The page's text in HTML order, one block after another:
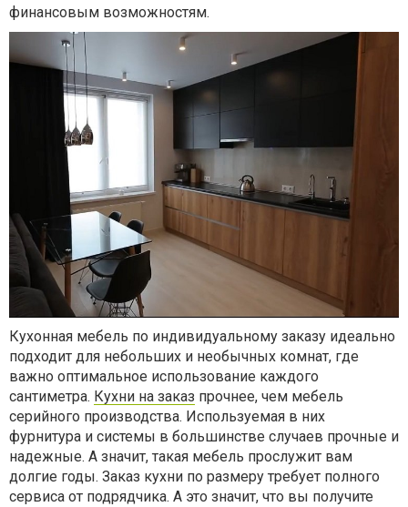
финансовым возможностям.
Кухонная мебель по индивидуальному заказу идеально
подходит для небольших и необычных комнат, где
важно оптимальное использование каждого
сантиметра. Кухни на заказ прочнее, чем мебель
серийного производства. Используемая в них
фурнитура и системы в большинстве случаев прочные и
надежные. А значит, такая мебель прослужит вам
долгие годы. Заказ кухни по размеру требует полного
сервиса от подрядчика. А это значит, что вы получите